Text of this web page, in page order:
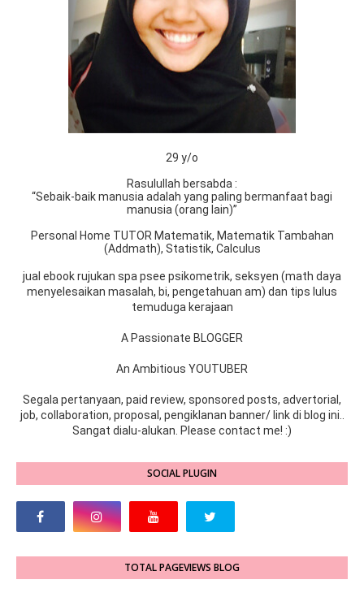
29 y/o
Rasulullah bersabda :
“Sebaik-baik manusia adalah yang paling bermanfaat bagi
manusia (orang lain)”
Personal Home TUTOR Matematik, Matematik Tambahan
(Addmath), Statistik, Calculus
jual ebook rujukan spa psee psikometrik, seksyen (math daya
menyelesaikan masalah, bi, pengetahuan am) dan tips lulus
temuduga kerajaan
A Passionate BLOGGER
An Ambitious YOUTUBER
Segala pertanyaan, paid review, sponsored posts, advertorial,
job, collaboration, proposal, pengiklanan banner/ link di blog ini..
Sangat dialu-alukan. Please contact me! :)
SOCIAL PLUGIN
TOTAL PAGEVIEWS BLOG